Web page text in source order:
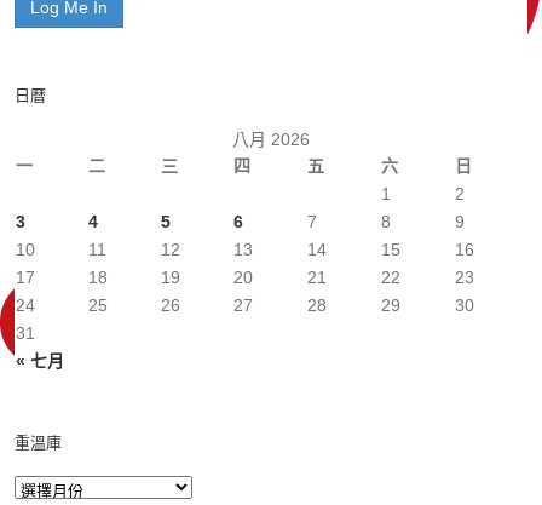
日曆
八月 2026
一
二 三 四 五 六 日
« 七月
1
2
3
4 5 6 7 8
9
10
11 12 13 14 15
16
17
18 19 20 21 22
23
24
25 26 27 28 29
30
31
重溫庫